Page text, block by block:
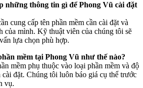
những thông tin gì để Phong Vũ cài đặt
cung cấp tên phần mềm cần cài đặt và
của mình. Kỹ thuật viên của chúng tôi sẽ
lựa chọn phù hợp.
mềm tại Phong Vũ như thế nào?
mềm phụ thuộc vào loại phần mềm và độ
đặt. Chúng tôi luôn báo giá cụ thể trước
vụ.